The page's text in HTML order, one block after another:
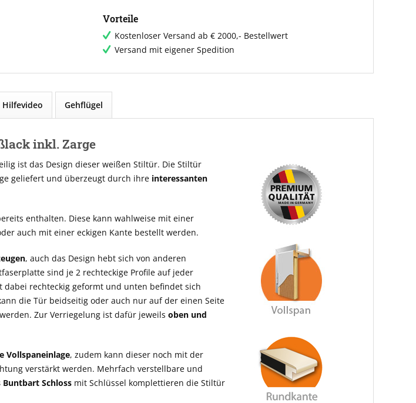
Vorteile
Kostenloser Versand ab € 2000,- Bestellwert
Versand mit eigener Spedition
Hilfevideo Gehflügel
inkl. Zarge
ist das Design dieser weißen Stiltür. Die Stiltür
geliefert und überzeugt durch ihre interessanten
enthalten. Diese kann wahlweise mit einer
auch mit einer eckigen Kante bestellt werden.
, auch das Design hebt sich von anderen
sind je 2 rechteckige Profile auf jeder
dabei rechteckig geformt und unten befindet sich
die Tür beidseitig oder auch nur auf der einen Seite
Zur Verriegelung ist dafür jeweils oben und
Vollspaneinlage, zudem kann dieser noch mit der
verstärkt werden. Mehrfach verstellbare und
Buntbart Schloss mit Schlüssel komplettieren die Stiltür